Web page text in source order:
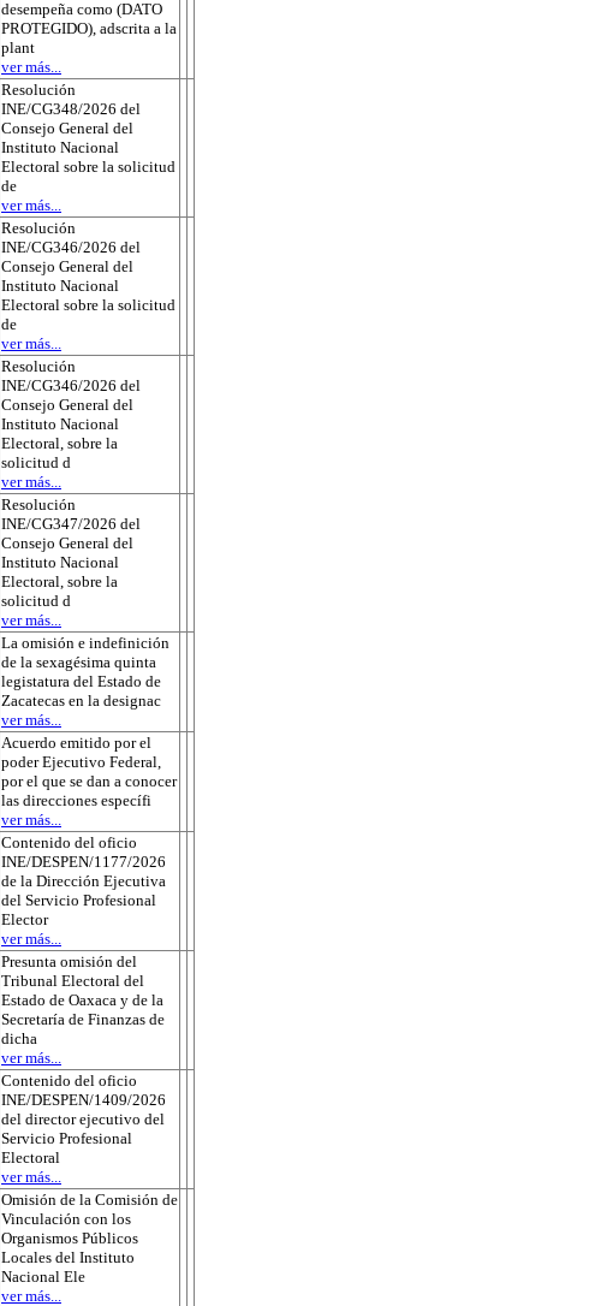
desempeña como (DATO
PROTEGIDO), adscrita a la
plant
ver más...
Resolución
INE/CG348/2026 del
Consejo General del
Instituto Nacional
Electoral sobre la solicitud
de
ver más...
Resolución
INE/CG346/2026 del
Consejo General del
Instituto Nacional
Electoral sobre la solicitud
de
ver más...
Resolución
INE/CG346/2026 del
Consejo General del
Instituto Nacional
Electoral, sobre la
solicitud d
ver más...
Resolución
INE/CG347/2026 del
Consejo General del
Instituto Nacional
Electoral, sobre la
solicitud d
ver más...
La omisión e indefinición
de la sexagésima quinta
legistatura del Estado de
Zacatecas en la designac
ver más...
Acuerdo emitido por el
poder Ejecutivo Federal,
por el que se dan a conocer
las direcciones específi
ver más...
Contenido del oficio
INE/DESPEN/1177/2026
de la Dirección Ejecutiva
del Servicio Profesional
Elector
ver más...
Presunta omisión del
Tribunal Electoral del
Estado de Oaxaca y de la
Secretaría de Finanzas de
dicha
ver más...
Contenido del oficio
INE/DESPEN/1409/2026
del director ejecutivo del
Servicio Profesional
Electoral
ver más...
Omisión de la Comisión de
Vinculación con los
Organismos Públicos
Locales del Instituto
Nacional Ele
ver más...